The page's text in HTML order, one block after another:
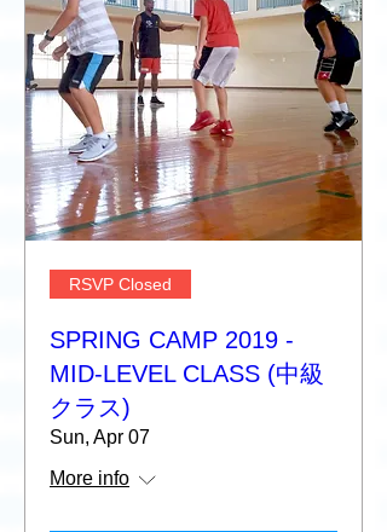
RSVP Closed
SPRING CAMP 2019 -
MID-LEVEL CLASS (中級
クラス)
Sun, Apr 07
More info